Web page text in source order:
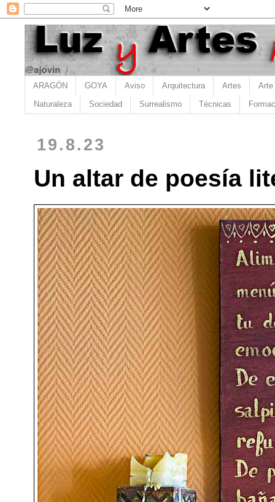
ARAGÓN GOYA Aviso Arquitectura Artes Arte
Naturaleza Sociedad Surrealismo Técnicas
19.8.23
Un altar de poesía